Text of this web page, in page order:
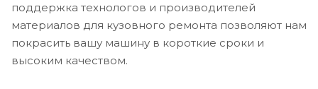
поддержка технологов и производителей
материалов для кузовного ремонта позволяют нам
покрасить вашу машину в короткие сроки и
высоким качеством.